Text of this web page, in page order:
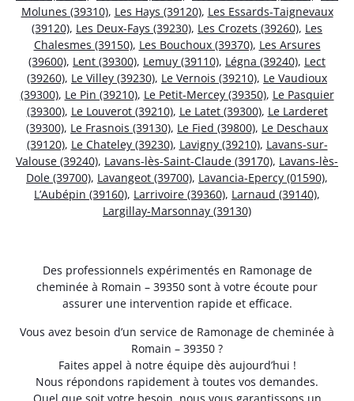
Molunes (39310), Les Hays (39120), Les Essards-Taignevaux
(39120), Les Deux-Fays (39230), Les Crozets (39260), Les
Chalesmes (39150), Les Bouchoux (39370), Les Arsures
(39600), Lent (39300), Lemuy (39110), Légna (39240), Lect
(39260), Le Villey (39230), Le Vernois (39210), Le Vaudioux
(39300), Le Pin (39210), Le Petit-Mercey (39350), Le Pasquier
(39300), Le Louverot (39210), Le Latet (39300), Le Larderet
(39300), Le Frasnois (39130), Le Fied (39800), Le Deschaux
(39120), Le Chateley (39230), Lavigny (39210), Lavans-sur-
Valouse (39240), Lavans-lès-Saint-Claude (39170), Lavans-lès-
Dole (39700), Lavangeot (39700), Lavancia-Epercy (01590),
L’Aubépin (39160), Larrivoire (39360), Larnaud (39140),
Largillay-Marsonnay (39130)
Des professionnels expérimentés en Ramonage de
cheminée à Romain – 39350 sont à votre écoute pour
assurer une intervention rapide et efficace.
Vous avez besoin d’un service de Ramonage de cheminée à
Romain – 39350 ?
Faites appel à notre équipe dès aujourd’hui !
Nous répondons rapidement à toutes vos demandes.
Quel que soit votre besoin, nous vous garantissons un